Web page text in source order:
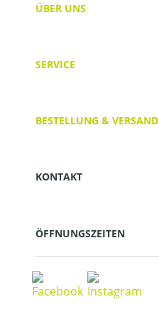
ÜBER UNS
SERVICE
BESTELLUNG & VERSAND
KONTAKT
ÖFFNUNGSZEITEN